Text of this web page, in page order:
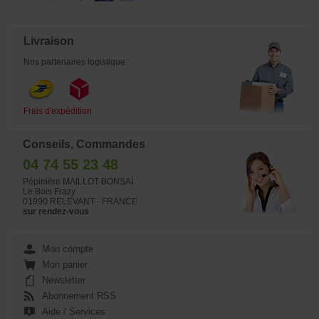
Livraison
Nos partenaires logistique :
Frais d'expédition
Conseils, Commandes
04 74 55 23 48
Pépinière MAILLOT-BONSAÏ
Le Bois Frazy
01990 RELEVANT - FRANCE
sur rendez-vous
Mon compte
Mon panier
Newsletter
Abonnement RSS
Aide / Services